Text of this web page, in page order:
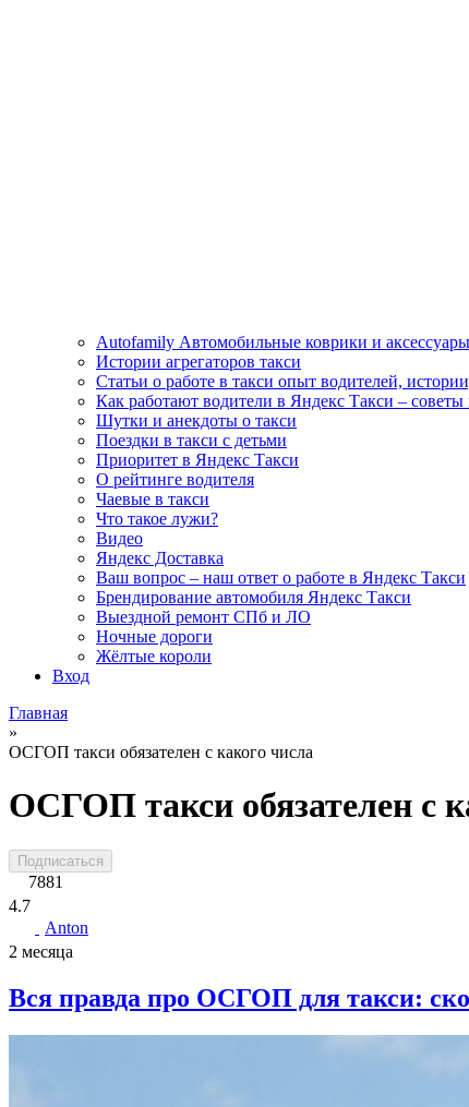
Autofamily Автомобильные коврики и аксессуары
Истории агрегаторов такси
Статьи о работе в такси опыт водителей,
Как работают водители в Яндекс Такси –
Шутки и анекдоты о такси
Поездки в такси с детьми
Приоритет в Яндекс Такси
О рейтинге водителя
Чаевые в такси
Что такое лужи?
Видео
Яндекс Доставка
Ваш вопрос – наш ответ о работе в Яндекс Такси
Брендирование автомобиля Яндекс Такси
Выездной ремонт СПб и ЛО
Ночные дороги
Жёлтые короли
Вход
Главная
»
ОСГОП такси обязателен с какого числа
ОСГОП такси обязателен с
Подписаться
7881
4.7
Anton
2 месяца
Вся правда про ОСГОП для такси: